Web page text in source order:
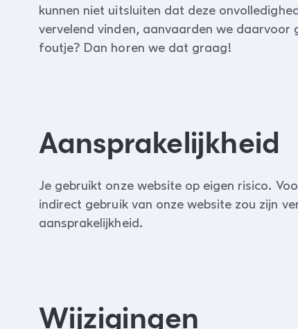
kunnen niet uitsluiten dat deze
vervelend vinden, aanvaarden we daarvoor
foutje? Dan horen we dat graag!
Aansprakelijkheid
Je gebruikt onze website op eigen risico.
indirect gebruik van onze website zou zijn
aansprakelijkheid.
Wijzigingen